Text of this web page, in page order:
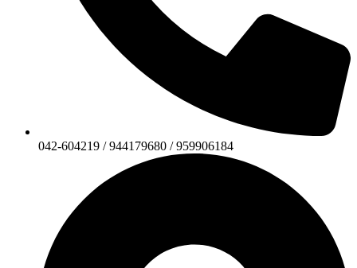
042-604219 / 944179680 / 959906184